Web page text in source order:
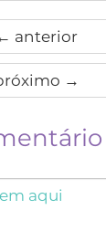
anterior
→